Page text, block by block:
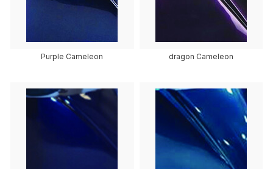
Purple Cameleon dragon Cameleon